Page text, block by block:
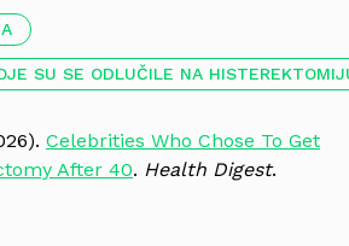
SU SE ODLUČILE NA
Celebrities Who Chose To Get
After 40. Health Digest.